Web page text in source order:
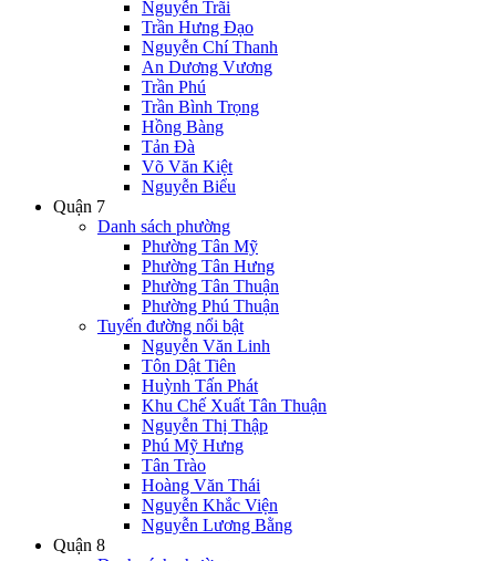
Nguyễn Trãi
Trần Hưng Đạo
Nguyễn Chí Thanh
An Dương Vương
Trần Phú
Trần Bình Trọng
Hồng Bàng
Tản Đà
Võ Văn Kiệt
Nguyễn Biểu
Quận 7
Danh sách phường
Phường Tân Mỹ
Phường Tân Hưng
Phường Tân Thuận
Phường Phú Thuận
Tuyến đường nổi bật
Nguyễn Văn Linh
Tôn Dật Tiên
Huỳnh Tấn Phát
Khu Chế Xuất Tân Thuận
Nguyễn Thị Thập
Phú Mỹ Hưng
Tân Trào
Hoàng Văn Thái
Nguyễn Khắc Viện
Nguyễn Lương Bằng
Quận 8